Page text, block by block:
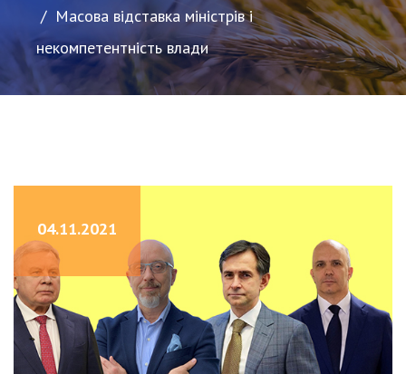
Масова відставка міністрів і
некомпетентність влади
04.11.2021